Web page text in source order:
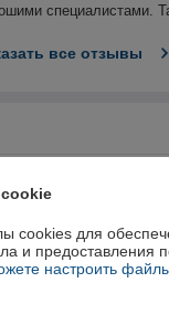
специалистами.
все отзывы
cookies для
и предоставления
настроить